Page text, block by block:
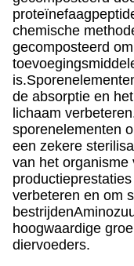
chemische
gecomposteerd
de absorptie en
lichaam
sporenelementen
een zekere
van het organisme
verbeteren en om
hoogwaardige
diervoeders.